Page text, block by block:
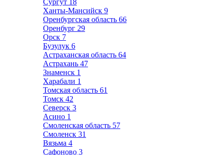
Сургут 18
Ханты-Мансийск 9
Оренбургская область 66
Оренбург 29
Орск 7
Бузулук 6
Астраханская область 64
Астрахань 47
Знаменск 1
Харабали 1
Томская область 61
Томск 42
Северск 3
Асино 1
Смоленская область 57
Смоленск 31
Вязьма 4
Сафоново 3